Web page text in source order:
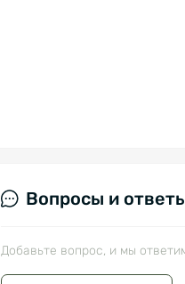
Вопросы и
Добавьте вопрос, и мы